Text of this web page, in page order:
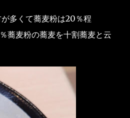
多くて蕎麦粉は20％程
蕎麦粉の蕎麦を十割蕎麦と云